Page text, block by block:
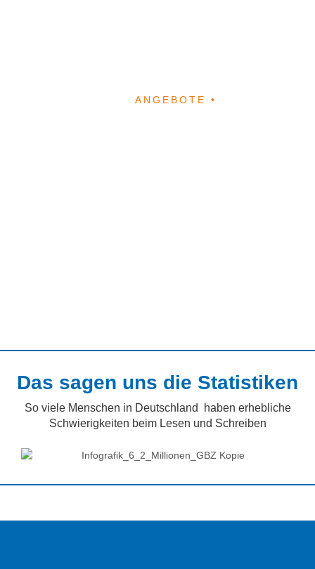
ANGEBOTE •
Das sagen uns die Statistiken
So viele Menschen in Deutschland haben erhebliche
Schwierigkeiten beim Lesen und Schreiben